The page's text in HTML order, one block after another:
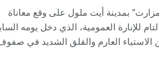
بمدينة أيت ملول على وقع معاناة
للإنارة العمومية، الذي دخل يومه
الاستياء العارم والقلق الشديد في